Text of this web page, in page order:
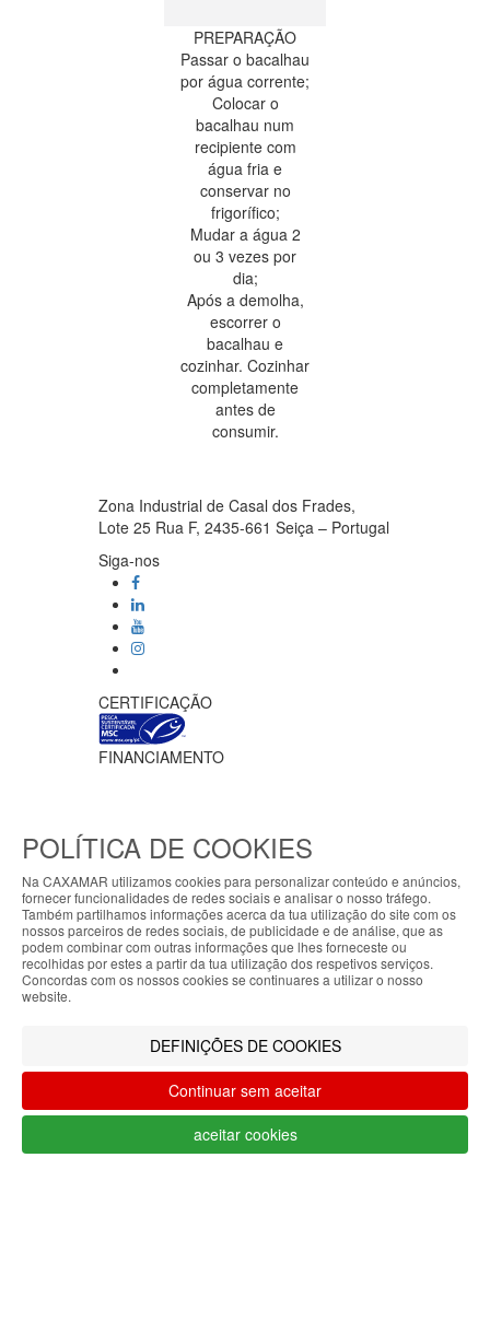
PREPARAÇÃO
Passar o bacalhau
por água corrente;
Colocar o
bacalhau num
recipiente com
água fria e
conservar no
frigorífico;
Mudar a água 2
ou 3 vezes por
dia;
Após a demolha,
escorrer o
bacalhau e
cozinhar. Cozinhar
completamente
antes de
consumir.
Zona Industrial de Casal dos Frades,
Lote 25 Rua F, 2435-661 Seiça – Portugal
Siga-nos
CERTIFICAÇÃO
FINANCIAMENTO
Ficha do projeto PRR-C10-i02-M-
000218 / Vídeo Apoio MAR2030
Meios de pagamento
Todos os direitos reservados / Salvo
indicação de contrário as promoções
apresentadas são válidas até ao dia 10-
Filtrar por
ABOUT THE COOKIES
My7stores handles information about your visit
using cookies that improve the performance of the
website, facilitate sharing via social networks and
continuing to browse our site, you accept the use of
these cookies. For more information, see our
Privacy and Cookie Policy. You can configure your
preferences in Cookie settings.
Accepted
POLÍTICA DE COOKIES
Na CAXAMAR utilizamos cookies para personalizar conteúdo e anúncios,
fornecer funcionalidades de redes sociais e analisar o nosso tráfego.
Também partilhamos informações acerca da tua utilização do site com os
nossos parceiros de redes sociais, de publicidade e de análise, que as
podem combinar com outras informações que lhes forneceste ou
recolhidas por estes a partir da tua utilização dos respetivos serviços.
Concordas com os nossos cookies se continuares a utilizar o nosso
website.
DEFINIÇÕES DE COOKIES
Continuar sem aceitar
aceitar cookies